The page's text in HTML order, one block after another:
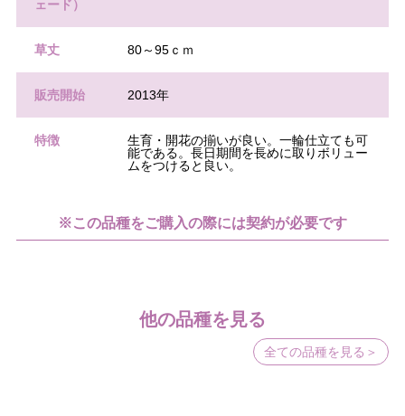
ェード）
草丈 80～95ｃｍ
販売開始 2013年
特徴
生育・開花の揃いが良い。一輪仕立ても可
能である。長日期間を長めに取りボリュー
ムをつけると良い。
※この品種をご購入の際には契約が必要です
他の品種を見る
全ての品種を見る＞